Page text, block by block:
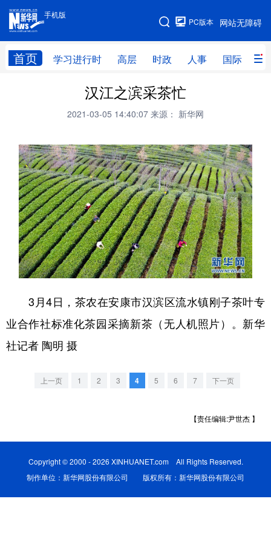
手机版
网站无障碍
PC版本
首页 学习进行时 高层 时政 人事 国际 财
手机版
网站地图
高层 时政
财经 网评
台湾 思客智库 全球连线 教育
科技 科创 量子 体育
文化 书画 健康 军事
访谈 视频 图片 政务
法律 中央文件 金融 汽车
食品 人居 信息化 数字经济
乡村振兴 银龄 溯源中国
城市 旅游 能源 会展
彩票
地方频道
北京
辽宁 吉林 上海 江苏
汉江之滨采茶忙
2021-03-05 14:40:07 来源： 新华网
3月4日，茶农在安康市汉滨区流水镇刚子茶叶专
业合作社标准化茶园采摘新茶（无人机照片）。新华
社记者 陶明 摄
上一页 1 2 3 4 5 6 7 下一页
【责任编辑:尹世杰 】
Copyright © 2000 - 2026 XINHUANET.com All Rights Reserved.
制作单位：新华网股份有限公司 版权所有：新华网股份有限公司